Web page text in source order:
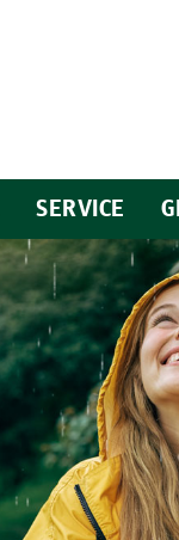
SERVICE